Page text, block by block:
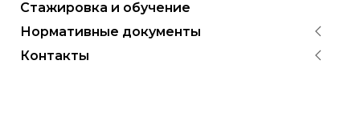
Стажировка и обучение
Нормативные документы
Контакты